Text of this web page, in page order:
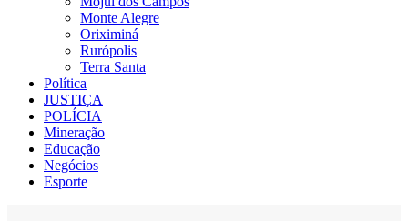
Monte Alegre
Oriximiná
Rurópolis
Terra Santa
Política
JUSTIÇA
POLÍCIA
Mineração
Educação
Negócios
Esporte